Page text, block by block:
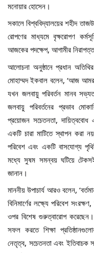
মনোয়ার হোসেন।
সকালে বিশ্ববিদ্যালয়ের শহীদ
রোপণের মাধ্যমে বৃক্ষরোপণ
আজকের পদক্ষেপ, আগামীর
আলোচনা অনুষ্ঠানে প্রধান
মোহাম্মদ ইকবাল বলেন, ‘আজ
যখন জলবায়ু পরিবর্তন মানব
জলবায়ু পরিবর্তনের প্রভাব
প্রয়োজন সচেতনতা,
একটি চারা মাটিতে স্থাপন করা
পরিবেশ এবং একটি বাসযোগ্য
মধ্যে সুষম সমন্বয় ঘটিয়ে
জানান।
মাননীয় উপাচার্য আরও বলেন,
বিনিমার্ণের লক্ষ্যে পরিবেশ
ওপর বিশেষ গুরুত্বারোপ
সফল করতে শিক্ষা
নেতৃত্ব, সচেতনতা এবং ইতিবাচক